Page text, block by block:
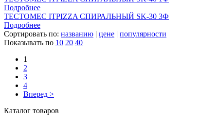
Подробнее
ТЕСТОМЕС ITPIZZA СПИРАЛЬНЫЙ SK-30 3Ф
Подробнее
Сортировать по: названию | цене | популярности
Показывать по 10 20 40
1
2
3
4
Вперед >
Каталог товаров